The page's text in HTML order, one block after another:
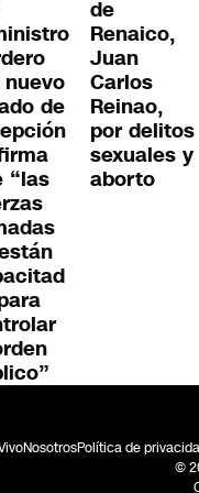
nuevo
de
“las
de
Renaico,
Juan
Carlos
Reinao,
por delitos
sexuales y
aborto
NosotrosPolítica de
©